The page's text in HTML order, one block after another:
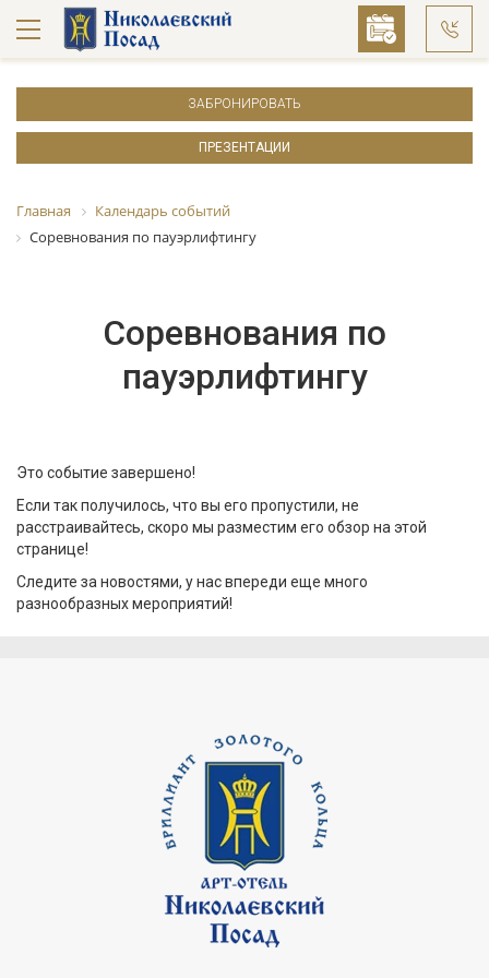
ЗАБРОНИРОВАТЬ
ПРЕЗЕНТАЦИИ
Главная
Календарь событий
Соревнования по пауэрлифтингу
Соревнования по
пауэрлифтингу
Это событие завершено!
Если так получилось, что вы его пропустили, не
расстраивайтесь, скоро мы разместим его обзор на этой
странице!
Следите за новостями, у нас впереди еще много
разнообразных мероприятий!